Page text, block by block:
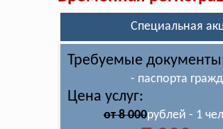
Специальная
Требуемые
- паспорта
Цена услуг:
от 8 000рублей - 1